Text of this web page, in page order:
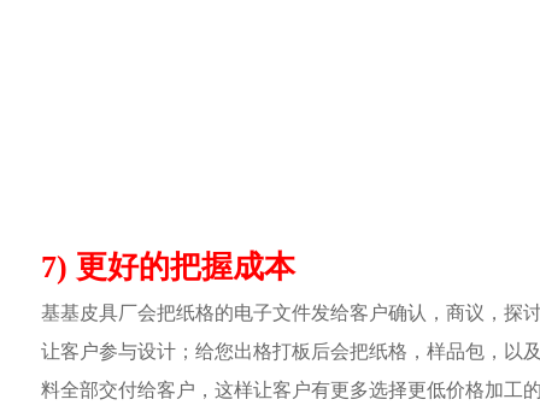
7) 更好的把握成本
基基皮具厂会把纸格的电子文件发给客户确认，商议，探
让客户参与设计；给您出格打板后会把纸格，样品包，以
料全部交付给客户，这样让客户有更多选择更低价格加工